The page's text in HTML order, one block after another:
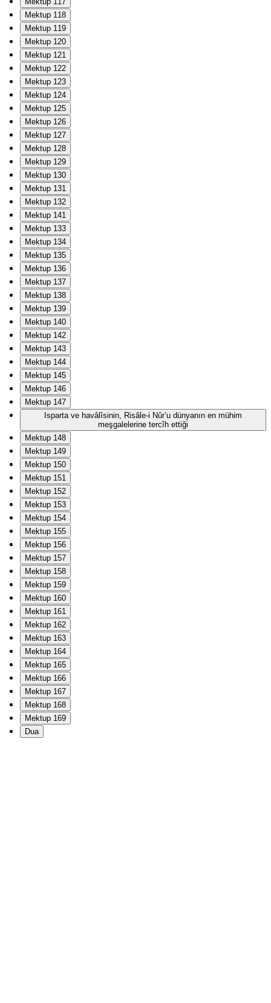
Mektup 118
Mektup 119
Mektup 120
Mektup 121
Mektup 122
Mektup 123
Mektup 124
Mektup 125
Mektup 126
Mektup 127
Mektup 128
Mektup 129
Mektup 130
Mektup 131
Mektup 132
Mektup 141
Mektup 133
Mektup 134
Mektup 135
Mektup 136
Mektup 137
Mektup 138
Mektup 139
Mektup 140
Mektup 142
Mektup 143
Mektup 144
Mektup 145
Mektup 146
Mektup 147
Isparta ve havâlîsinin, Risâle-i Nûr’u dünyanın en mühim
meşgalelerine tercîh ettiği
Mektup 148
Mektup 149
Mektup 150
Mektup 151
Mektup 152
Mektup 153
Mektup 154
Mektup 155
Mektup 156
Mektup 157
Mektup 158
Mektup 159
Mektup 160
Mektup 161
Mektup 162
Mektup 163
Mektup 164
Mektup 165
Mektup 166
Mektup 167
Mektup 168
Mektup 169
Dua